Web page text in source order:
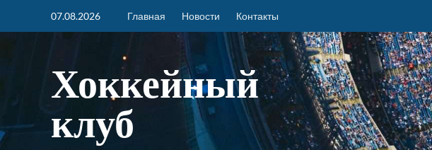
07.08.2026 Главная Новости Контакты
Хоккейный
клуб